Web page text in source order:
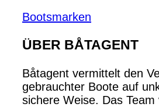
Bootsmarken
ÜBER BÅTAGENT
Båtagent vermittelt den
gebrauchter Boote auf
sichere Weise. Das